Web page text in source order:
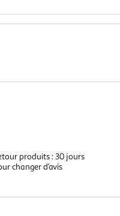
produits : 30 jours
changer d’avis